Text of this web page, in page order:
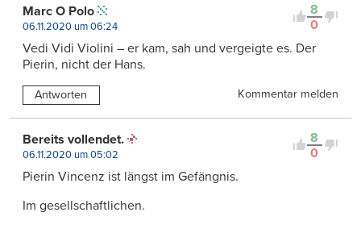
8
0
Marc O Polo
06.11.2020 um 06:24
Vedi Vidi Violini – er kam, sah und vergeigte es. Der
Pierin, nicht der Hans.
Antworten Kommentar melden
8
0
Bereits vollendet.
06.11.2020 um 05:02
Pierin Vincenz ist längst im Gefängnis.
Im gesellschaftlichen.